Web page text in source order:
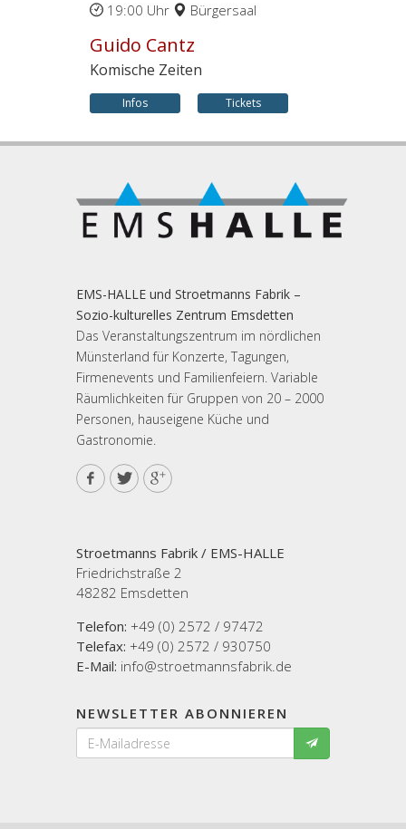
19:00 Uhr Bürgersaal
Guido Cantz
Komische Zeiten
Infos Tickets
EMS-HALLE und Stroetmanns Fabrik –
Sozio-kulturelles Zentrum Emsdetten
Das Veranstaltungszentrum im nördlichen
Münsterland für Konzerte, Tagungen,
Firmenevents und Familienfeiern. Variable
Räumlichkeiten für Gruppen von 20 – 2000
Personen, hauseigene Küche und
Gastronomie.
Stroetmanns Fabrik / EMS-HALLE
Friedrichstraße 2
48282 Emsdetten
Telefon: +49 (0) 2572 / 97472
Telefax: +49 (0) 2572 / 930750
E-Mail: info@stroetmannsfabrik.de
NEWSLETTER ABONNIEREN